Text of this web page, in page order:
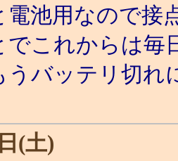
電池用なので接
でこれからは
うバッテリ切
(土)